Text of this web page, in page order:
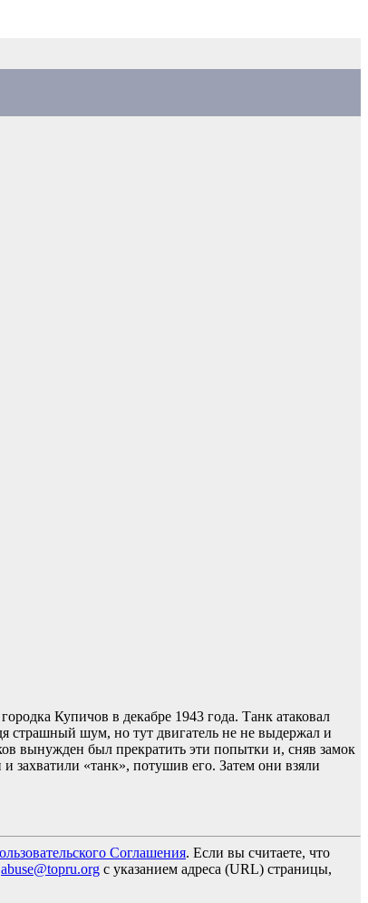
Купичов в декабре 1943 года. Танк атаковал
страшный шум, но тут двигатель не не выдержал и
вынужден был прекратить эти попытки и, сняв замок
захватили «танк», потушив его. Затем они взяли
Соглашения. Если вы считаете, что
abuse@topru.org с указанием адреса (URL) страницы,